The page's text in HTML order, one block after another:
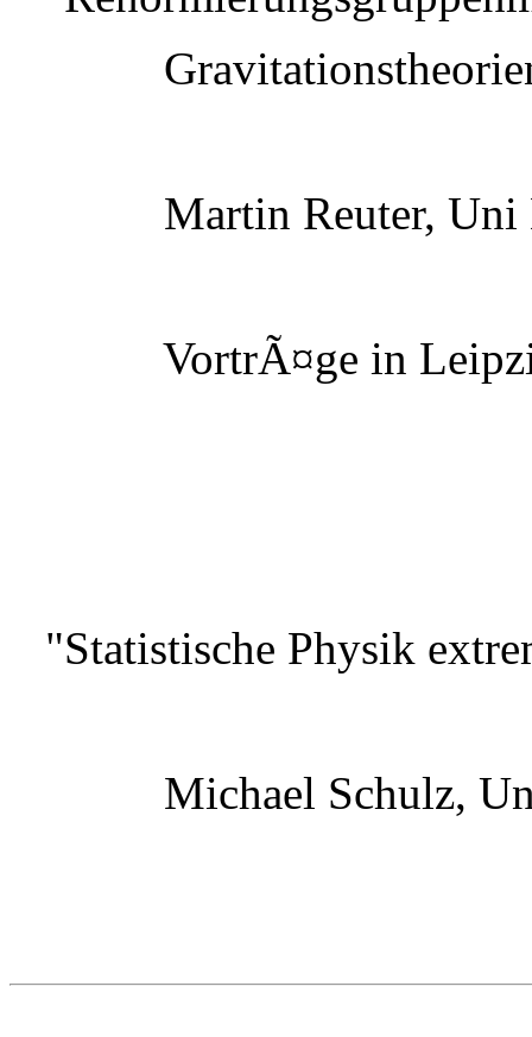
Martin Reuter, Uni
VortrÃ¤ge in
"Statistische Physik
Michael Schulz,